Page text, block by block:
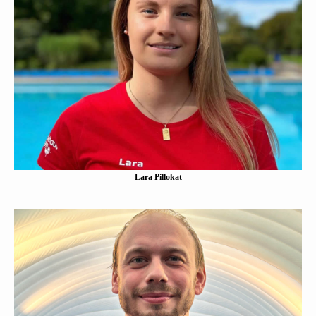
Lara Pillokat
Eine Kurzbeschreibung folgt…
Mehr erfahen
Lara Pillokat
Jonathan Tumczak
Eine Kurzbeschreibung folgt…